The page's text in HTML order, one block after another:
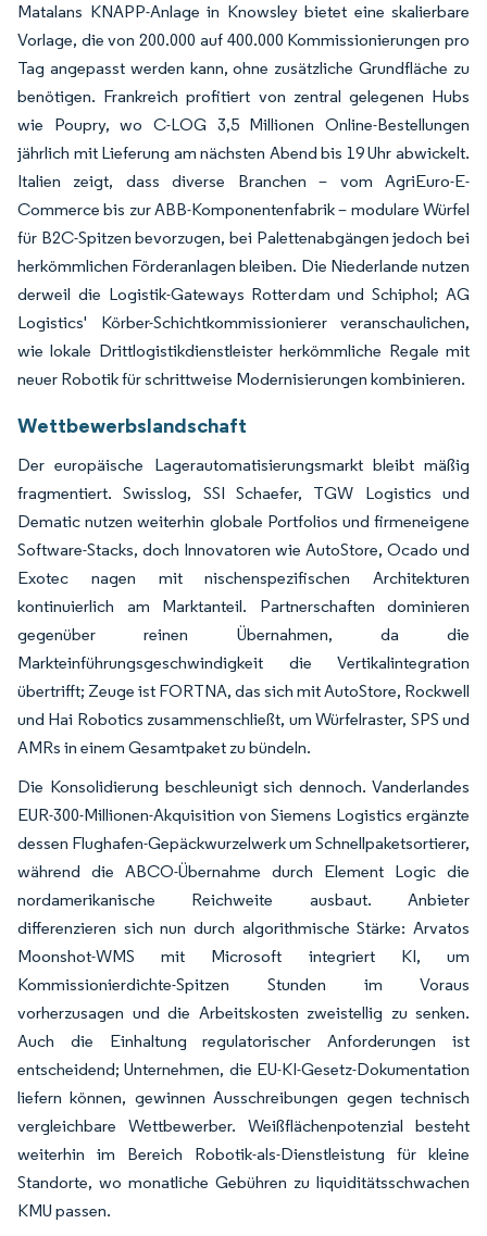
Matalans KNAPP-Anlage in Knowsley bietet eine skalierbare
Vorlage, die von 200.000 auf 400.000 Kommissionierungen pro
Tag angepasst werden kann, ohne zusätzliche Grundfläche zu
benötigen. Frankreich profitiert von zentral gelegenen Hubs
wie Poupry, wo C-LOG 3,5 Millionen Online-Bestellungen
jährlich mit Lieferung am nächsten Abend bis 19 Uhr abwickelt.
Italien zeigt, dass diverse Branchen – vom AgriEuro-E-
Commerce bis zur ABB-Komponentenfabrik – modulare Würfel
für B2C-Spitzen bevorzugen, bei Palettenabgängen jedoch bei
herkömmlichen Förderanlagen bleiben. Die Niederlande nutzen
derweil die Logistik-Gateways Rotterdam und Schiphol; AG
Logistics' Körber-Schichtkommissionierer veranschaulichen,
wie lokale Drittlogistikdienstleister herkömmliche Regale mit
neuer Robotik für schrittweise Modernisierungen kombinieren.
Wettbewerbslandschaft
Der europäische Lagerautomatisierungsmarkt bleibt mäßig
fragmentiert. Swisslog, SSI Schaefer, TGW Logistics und
Dematic nutzen weiterhin globale Portfolios und firmeneigene
Software-Stacks, doch Innovatoren wie AutoStore, Ocado und
Exotec nagen mit nischenspezifischen Architekturen
kontinuierlich am Marktanteil. Partnerschaften dominieren
gegenüber reinen Übernahmen, da die
Markteinführungsgeschwindigkeit die Vertikalintegration
übertrifft; Zeuge ist FORTNA, das sich mit AutoStore, Rockwell
und Hai Robotics zusammenschließt, um Würfelraster, SPS und
AMRs in einem Gesamtpaket zu bündeln.
Die Konsolidierung beschleunigt sich dennoch. Vanderlandes
EUR-300-Millionen-Akquisition von Siemens Logistics ergänzte
dessen Flughafen-Gepäckwurzelwerk um Schnellpaketsortierer,
während die ABCO-Übernahme durch Element Logic die
nordamerikanische Reichweite ausbaut. Anbieter
differenzieren sich nun durch algorithmische Stärke: Arvatos
Moonshot-WMS mit Microsoft integriert KI, um
Kommissionierdichte-Spitzen Stunden im Voraus
vorherzusagen und die Arbeitskosten zweistellig zu senken.
Auch die Einhaltung regulatorischer Anforderungen ist
entscheidend; Unternehmen, die EU-KI-Gesetz-Dokumentation
liefern können, gewinnen Ausschreibungen gegen technisch
vergleichbare Wettbewerber. Weißflächenpotenzial besteht
weiterhin im Bereich Robotik-als-Dienstleistung für kleine
Standorte, wo monatliche Gebühren zu liquiditätsschwachen
KMU passen.